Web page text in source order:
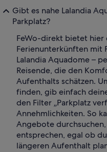
Gibt es nahe Lalandia
Parkplatz?
FeWo-direkt bietet hier
Ferienunterkünften mit
Lalandia Aquadome –
Reisende, die den
Aufenthalts schätzen.
finden, gib einfach
den Filter „Parkplatz
Annehmlichkeiten. So
Angebote
entsprechen, egal ob
längeren Aufenthalt